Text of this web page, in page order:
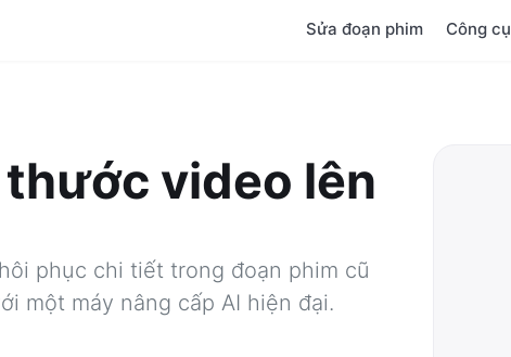
Sửa đoạn phim Công cụ
video lên
phục chi tiết trong đoạn phim cũ
một máy nâng cấp AI hiện đại.